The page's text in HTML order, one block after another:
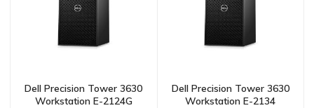
Dell Precision Tower 3630
Workstation E-2124G
Dell Precision Tower 3630
Workstation E-2134